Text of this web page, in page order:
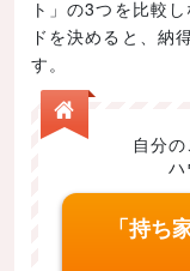
ト」の3つを比較
ドを決めると、納
す。
自分
ハ
「持ち